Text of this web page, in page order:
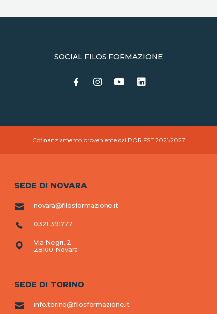
SOCIAL FILOS FORMAZIONE
Cofinanziamento proveniente dal POR FSE 2021/2027
SEDE DI NOVARA
novara@filosformazione.it
0321 391777
Via Negri, 2
28100 Novara
SEDE DI TORINO
info.torino@filosformazione.it